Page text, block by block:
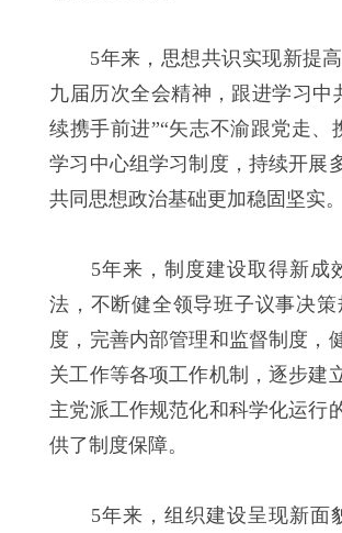
5年来，思想共识实现新提高
九届历次全会精神，跟进学习
续携手前进”“矢志不渝跟党走
学习中心组学习制度，持续开展
共同思想政治基础更加稳固坚实
5年来，制度建设取得新成
法，不断健全领导班子议事决
度，完善内部管理和监督制度，
关工作等各项工作机制，逐步建
主党派工作规范化和科学化运行
供了制度保障。
5年来，组织建设呈现新面